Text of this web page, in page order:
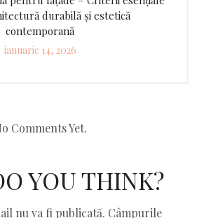
durabilă și estetică
contemporană
Posted
ianuarie 14, 2026
Comments Yet.
YOU THINK?
nu va fi publicată. Câmpurile